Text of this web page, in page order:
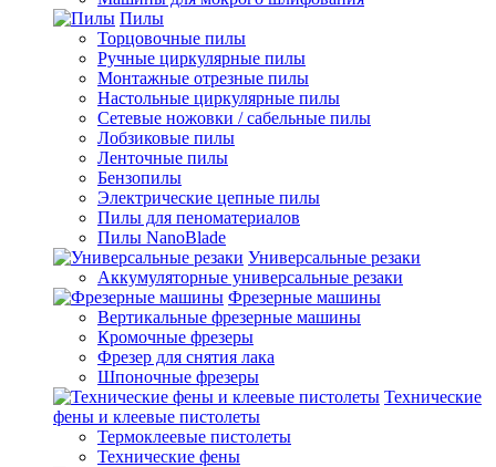
Пилы
Торцовочные пилы
Ручные циркулярные пилы
Монтажные отрезные пилы
Настольные циркулярные пилы
Сетевые ножовки / сабельные пилы
Лобзиковые пилы
Ленточные пилы
Бензопилы
Электрические цепные пилы
Пилы для пеноматериалов
Пилы NanoBlade
Универсальные резаки
Аккумуляторные универсальные резаки
Фрезерные машины
Вертикальные фрезерные машины
Кромочные фрезеры
Фрезер для снятия лака
Шпоночные фрезеры
Технические
фены и клеевые пистолеты
Термоклеевые пистолеты
Технические фены